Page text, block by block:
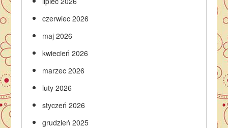
czerwiec 2026
maj 2026
kwiecień 2026
marzec 2026
luty 2026
styczeń 2026
grudzień 2025